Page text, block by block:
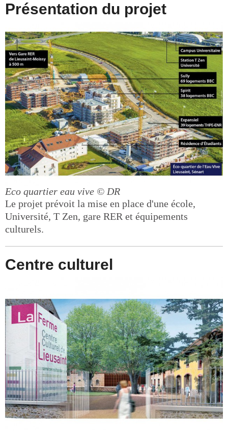
Présentation du projet
Eco quartier eau vive © DR
Le projet prévoit la mise en place d'une école,
Université, T Zen, gare RER et équipements
culturels.
Centre culturel